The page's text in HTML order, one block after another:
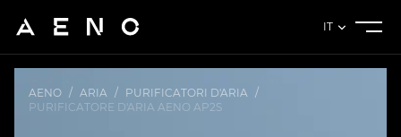
IT
AENO / ARIA / PURIFICATORI D'ARIA /
PURIFICATORE D'ARIA AENO AP2S